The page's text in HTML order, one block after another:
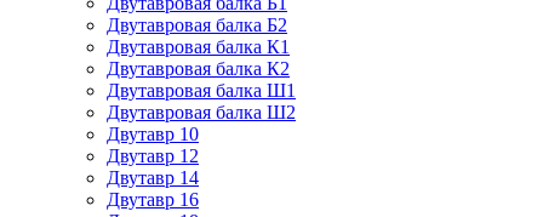
Двутавровая балка Б2
Двутавровая балка К1
Двутавровая балка К2
Двутавровая балка Ш1
Двутавровая балка Ш2
Двутавр 10
Двутавр 12
Двутавр 14
Двутавр 16